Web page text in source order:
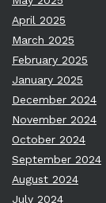
April 2025
March 2025
February 2025
January 2025
December 2024
November 2024
October 2024
September 2024
August 2024
July 2024